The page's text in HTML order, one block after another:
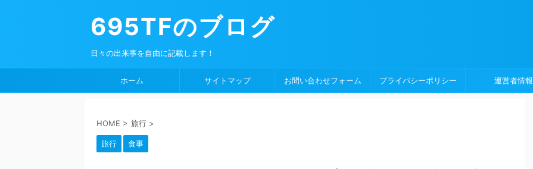
695TFのブログ
日々の出来事を自由に記載します！
ホーム サイトマップ お問い合わせフォーム プライバシーポリシー 運営者情報
HOME > 旅行 >
旅行 食事